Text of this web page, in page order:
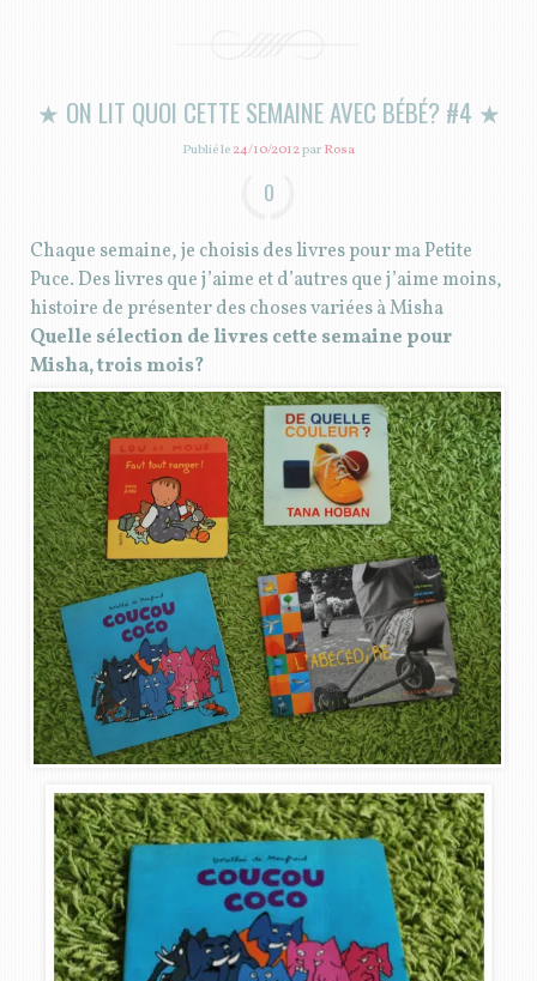
★ ON LIT QUOI CETTE SEMAINE AVEC BÉBÉ? #4 ★
Publié le24/10/2012parRosa
0
Chaque semaine, je choisis des livres pour ma Petite
Puce. Des livres que j’aime et d’autres que j’aime moins,
histoire de présenter des choses variées à Misha
Quelle sélection de livres cette semaine pour
Misha, trois mois?